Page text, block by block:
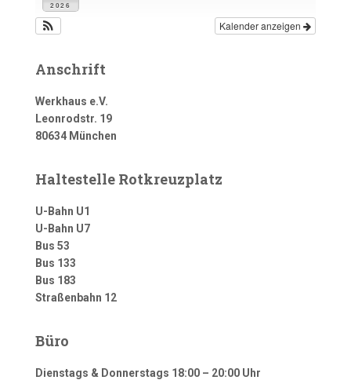
2026
Kalender anzeigen
Anschrift
Werkhaus e.V.
Leonrodstr. 19
80634 München
Haltestelle Rotkreuzplatz
U-Bahn U1
U-Bahn U7
Bus 53
Bus 133
Bus 183
Straßenbahn 12
Büro
Dienstags & Donnerstags 18:00 – 20:00 Uhr